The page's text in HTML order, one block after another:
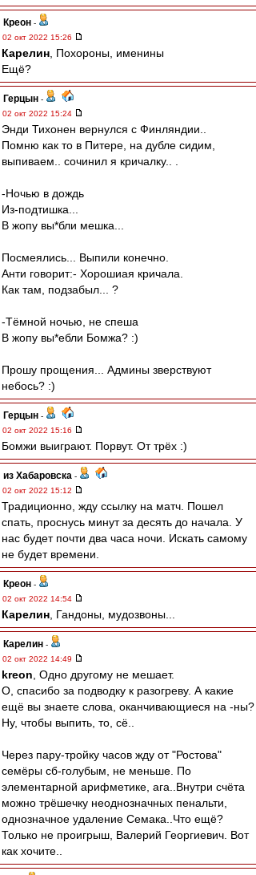
Креон -
02 окт 2022 15:26
Карелин , Похороны, именины
Ещё?
Герцын -
02 окт 2022 15:24
Энди Тихонен вернулся с Финляндии..
Помню как то в Питере, на дубле сидим,
выпиваем.. сочинил я кричалку.. .
-Ночью в дождь
Из-подтишка...
В жопу вы*бли мешка...
Посмеялись... Выпили конечно.
Анти говорит:- Хорошиая кричала.
Как там, подзабыл... ?
-Тёмной ночью, не спеша
В жопу вы*ебли Бомжа? :)
Прошу прощения... Админы зверствуют
небось? :)
Герцын -
02 окт 2022 15:16
Бомжи выиграют. Порвут. От трёх :)
из Хабаровска -
02 окт 2022 15:12
Традиционно, жду ссылку на матч. Пошел
спать, проснусь минут за десять до начала. У
нас будет почти два часа ночи. Искать самому
не будет времени.
Креон -
02 окт 2022 14:54
Карелин , Гандоны, мудозвоны...
Карелин -
02 окт 2022 14:49
kreon , Одно другому не мешает.
О, спасибо за подводку к разогреву. А какие
ещё вы знаете слова, оканчивающиеся на -ны?
Ну, чтобы выпить, то, сё..
Через пару-тройку часов жду от "Ростова"
семёры сб-голубым, не меньше. По
элементарной арифметике, ага..Внутри счёта
можно трёшечку неоднозначных пенальти,
однозначное удаление Семака..Что ещё?
Только не проигрыш, Валерий Георгиевич. Вот
как хочите..